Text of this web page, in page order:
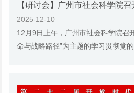
2025-12-10
12月9日上午，广州市社会科学院召
命与战略路径”为主题的学习贯彻党